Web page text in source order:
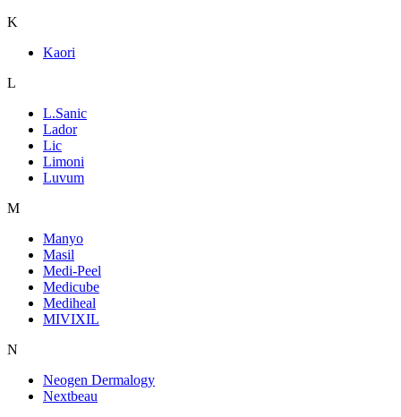
K
Kaori
L
L.Sanic
Lador
Lic
Limoni
Luvum
M
Manyo
Masil
Medi-Peel
Medicube
Mediheal
MIVIXIL
N
Neogen Dermalogy
Nextbeau